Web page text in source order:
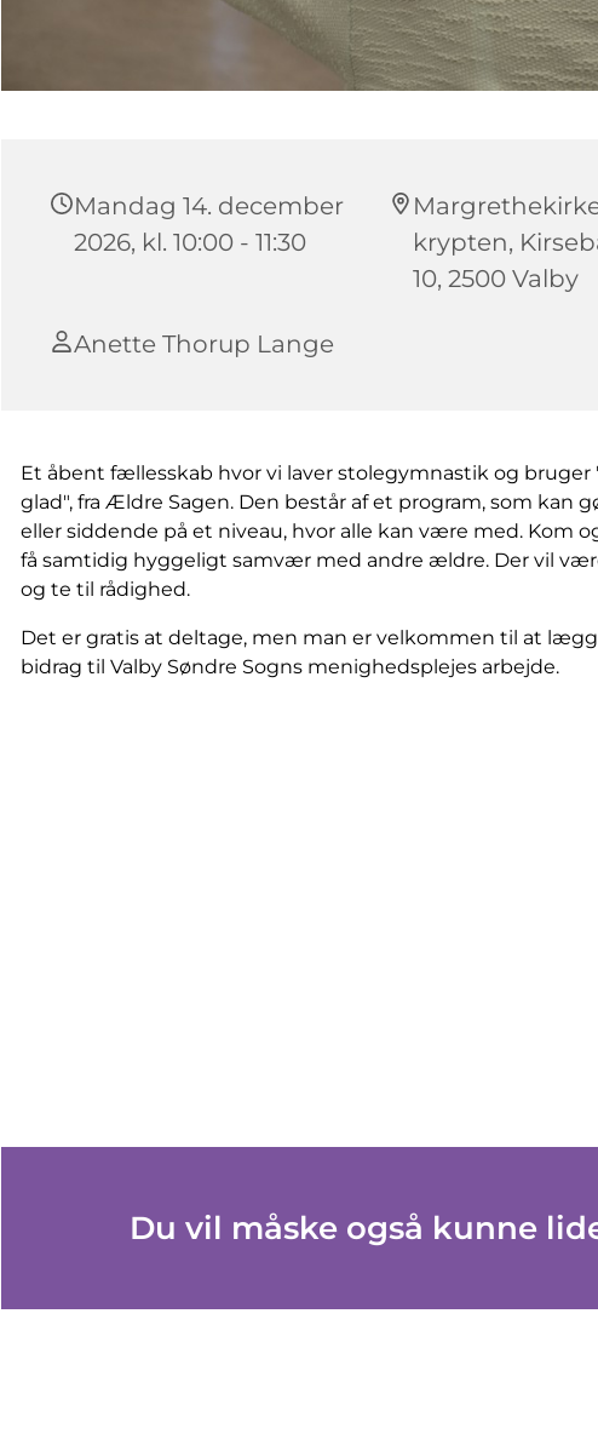
Mandag 14. december
2026, kl. 10:00 - 11:30
krypten,
10, 2500 Valby
Anette Thorup Lange
Et åbent fællesskab hvor vi laver stolegymnastik og bruger
glad", fra Ældre Sagen. Den består af et program, som kan
eller siddende på et niveau, hvor alle kan være med. Kom
få samtidig hyggeligt samvær med andre ældre. Der vil
og te til rådighed.
Det er gratis at deltage, men man er velkommen til at
bidrag til Valby Søndre Sogns menighedsplejes arbejde.
Du vil måske også kunne